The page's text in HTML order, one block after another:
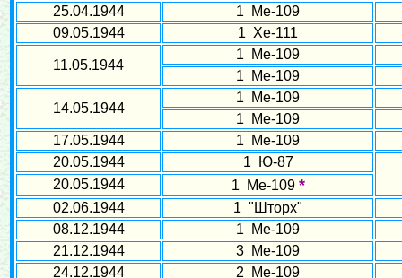
25.04.1944
1 Ме-109
09.05.1944
1 Хе-111
11.05.1944
1 Ме-109
1 Ме-109
14.05.1944
1 Ме-109
1 Ме-109
17.05.1944
1 Ме-109
20.05.1944
1 Ю-87
20.05.1944
1 Ме-109 *
02.06.1944
1 "Шторх"
08.12.1944
1 Ме-109
21.12.1944
3 Ме-109
24.12.1944
2 Ме-109